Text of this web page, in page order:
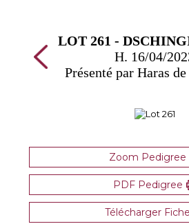
LOT 261 -
H. 16/04/
Présenté par Haras
Zoom Pedigree
PDF Pedigree
Télécharger Fiche